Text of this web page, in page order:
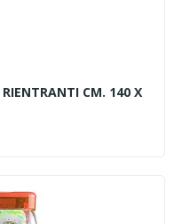
CM. 140 X